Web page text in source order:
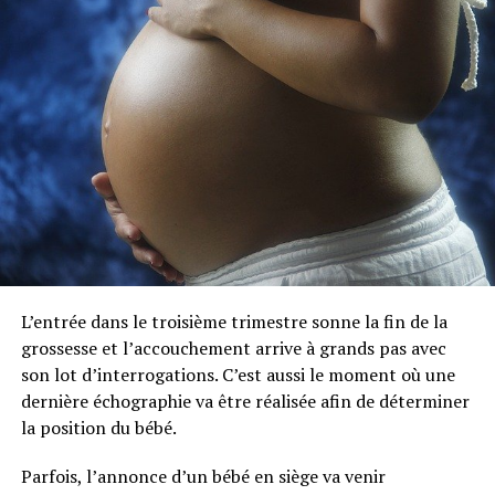
Le stress est devenu une sorte d’épidémie nationale, en
La relation entre la CDB et le système immunitaire du
corps humain
Nous avons discuté du fait que le cannabidiol aide à
renforcer le système immunitaire. D’un point de vue
scientifique, la recherche a prouvé que la CDB contient
des substances anti-inflammatoires et agit comme
immunomodulateur et immunosuppresseur. Voici
quelques points expliquant comment le cannabidiol
fonctionne comme immunomodulateur :
importantes du système immunitaire. Cette
procédure permet d’isoler les zones infectées et
d’empêcher la propagation des composants
toxiques. Le CBD contient des substances anti-
inflammatoires qui contribuent à réduire la réponse
inflammatoire du système immunitaire.
L’entrée dans le troisième trimestre sonne la fin de la
grossesse et l’accouchement arrive à grands pas avec
son lot d’interrogations. C’est aussi le moment où une
dernière échographie va être réalisée afin de déterminer
la position du bébé.
Parfois, l’annonce d’un bébé en siège va venir